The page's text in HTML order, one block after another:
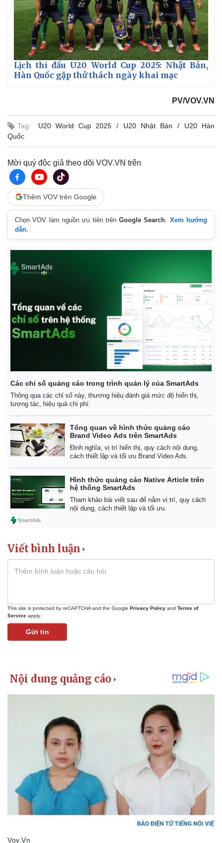
Kinh tế
Bất động sản
Thị trường
Giá cà phê
Lịch thi đấu U20 World Cup 2025: Nhật Bản,
Hàn Quốc gặp thử thách ngày khai mạc
PV/VOV.VN
Tag: U20 World Cup 2025 U20 Nhật Bản
U20 Hàn
Quốc
Mời quý độc giả theo dõi VOV.VN trên
Thêm VOV trên Google
Chọn VOV làm nguồn ưu tiên trênGoogle Search
Xem hướng
dẫn.
Các chỉ số quảng cáo trong trình quản lý của SmartAds
Thông qua các chỉ số này, thương hiệu đánh giá mức độ hiển thị,
tương tác, hiệu quả chi phí.
Tổng quan về hình thức quảng cáo
Brand Video Ads trên SmartAds
Định nghĩa, vị trí hiển thị, quy cách nội dung,
cách thiết lập và tối ưu Brand Video Ads.
Hình thức quảng cáo Native Article trên
hệ thống SmartAds
Tham khảo bài viết sau để nắm vị trí, quy cách
nội dung, cách thiết lập và tối ưu.
Viết bình luận
This site is protected by reCAPTCHA and the Google Privacy Policy and Terms of
Service apply.
Gửi tin